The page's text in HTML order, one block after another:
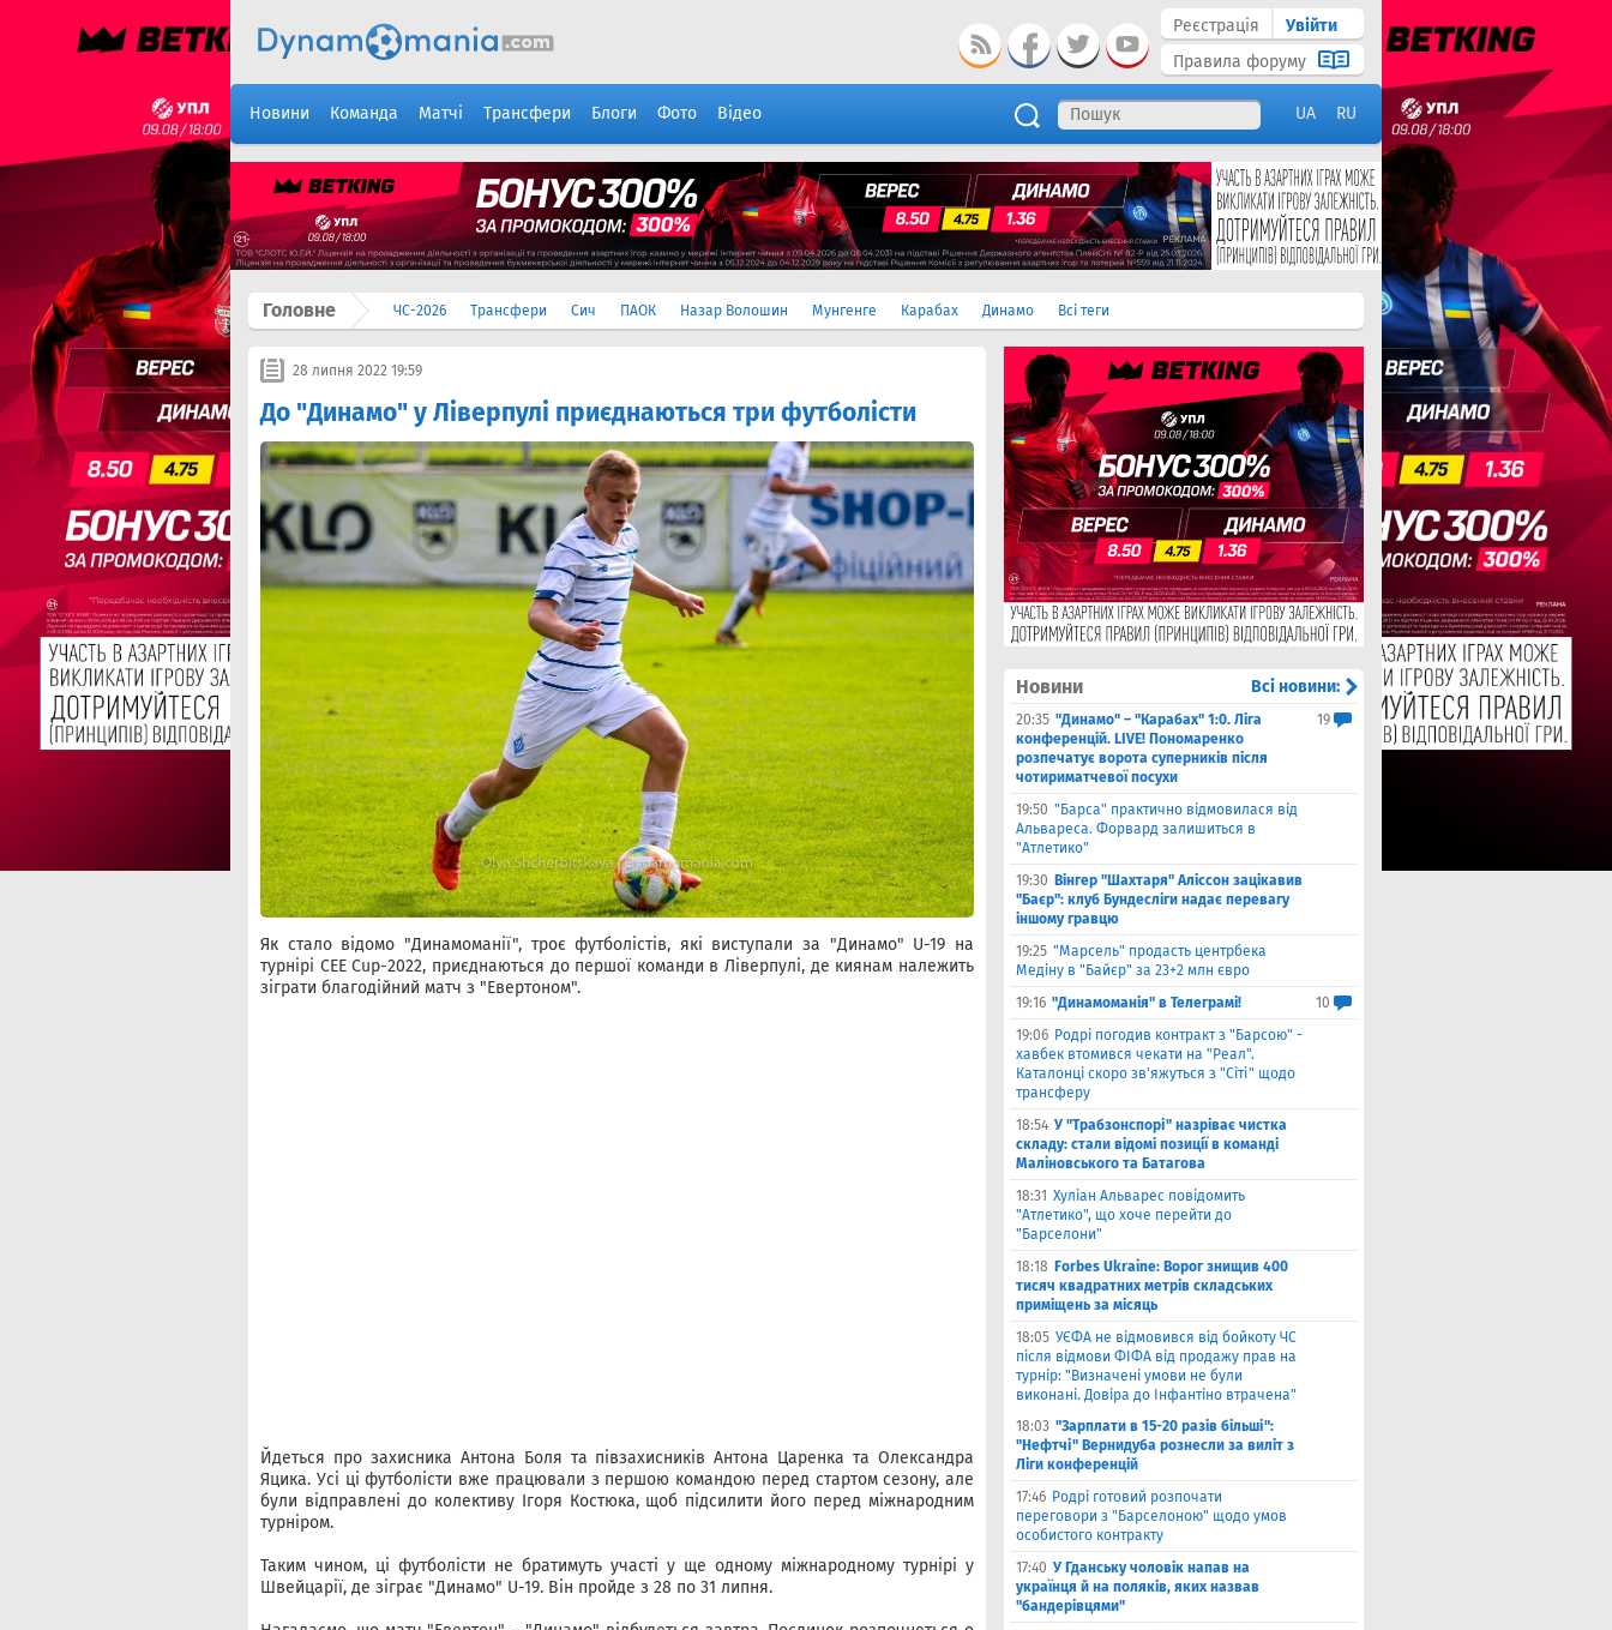
Реєстрація
Увійти
Правила форуму
Новини Команда Матчі Трансфери Блоги Фото Відео UA RU
Головне ЧС-2026 Трансфери Сич ПАОК Назар Волошин Мунгенге Карабах Динамо Всі теги
28 липня 2022 19:59
До "Динамо" у Ліверпулі приєднаються три футболісти
Як стало відомо "Динамоманії", троє футболістів, які виступали за "Динамо" U-19 на
турнірі CEE Cup-2022, приєднаються до першої команди в Ліверпулі, де киянам належить
зіграти благодійний матч з "Евертоном".
Йдеться про захисника Антона Боля та півзахисників Антона Царенка та Олександра
Яцика. Усі ці футболісти вже працювали з першою командою перед стартом сезону, але
були відправлені до колективу Ігоря Костюка, щоб підсилити його перед міжнародним
турніром.
Таким чином, ці футболісти не братимуть участі у ще одному міжнародному турнірі у
Швейцарії, де зіграє "Динамо" U-19. Він пройде з 28 по 31 липня.
Новини Всі новини:
20:35 "Динамо" – "Карабах" 1:0. Ліга
конференцій. LIVE! Пономаренко
розпечатує ворота суперників після
чотириматчевої посухи
19
19:50 "Барса" практично відмовилася від
Альвареса. Форвард залишиться в
"Атлетико"
19:30 Вінгер "Шахтаря" Аліссон зацікавив
"Баєр": клуб Бундесліги надає перевагу
іншому гравцю
19:25 "Марсель" продасть центрбека
Медіну в "Байєр" за 23+2 млн євро
19:16 "Динамоманія" в Телеграмі!
10
19:06 Родрі погодив контракт з "Барсою" -
хавбек втомився чекати на "Реал".
Каталонці скоро зв'яжуться з "Сіті" щодо
трансферу
18:54 У "Трабзонспорі" назріває чистка
складу: стали відомі позиції в команді
Малiновського та Батагова
18:31 Хуліан Альварес повідомить
"Атлетико", що хоче перейти до
"Барселони"
18:18 Forbes Ukraine: Ворог знищив 400
тисяч квадратних метрів складських
приміщень за місяць
18:05 УЄФА не відмовився від бойкоту ЧС
після відмови ФІФА від продажу прав на
турнір: "Визначені умови не були
виконані. Довіра до Інфантіно втрачена"
18:03 "Зарплати в 15-20 разів більші":
"Нефтчі" Вернидуба рознесли за виліт з
Ліги конференцій
17:46 Родрі готовий розпочати
переговори з "Барселоною" щодо умов
особистого контракту
17:40 У Гданську чоловік напав на
українця й на поляків, яких назвав
"бандерівцями"